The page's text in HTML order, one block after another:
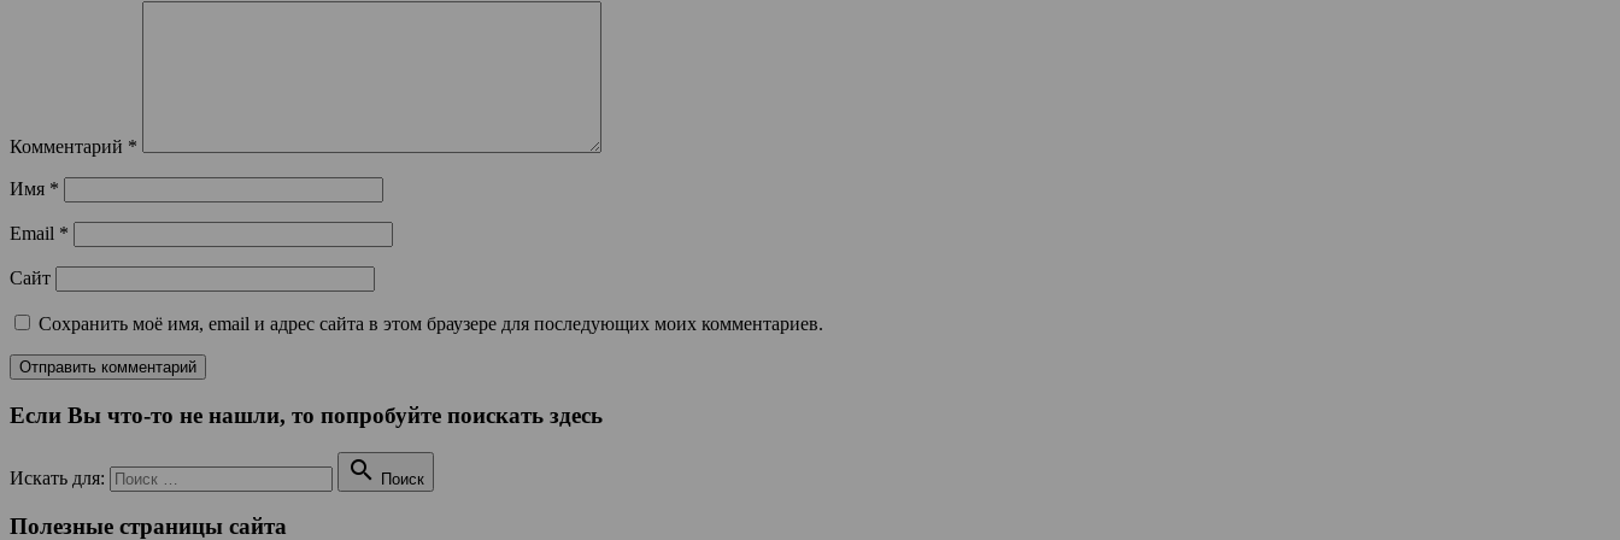
Комментарий *
Имя *
Email *
Сайт
Сохранить моё имя, email и адрес сайта в этом браузере для последующих моих комментариев.
Если Вы что-то не нашли, то попробуйте поискать здесь
Искать для:  Поиск
Полезные страницы сайта